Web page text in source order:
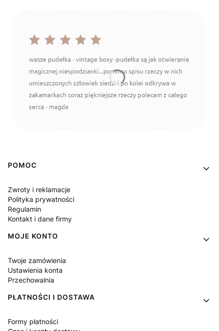
Linki w stopce
POMOC
Zwroty i reklamacje
Polityka prywatności
Regulamin
Kontakt i dane firmy
MOJE KONTO
Twoje zamówienia
Ustawienia konta
Przechowalnia
PŁATNOŚCI I DOSTAWA
Formy płatności